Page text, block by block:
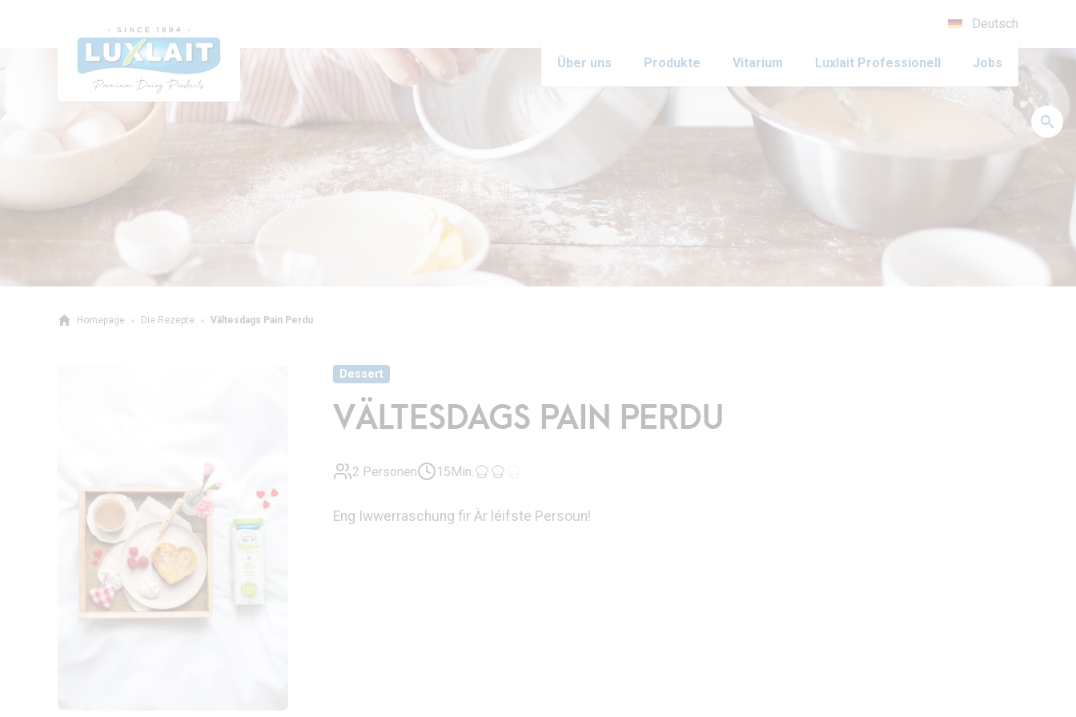
Deutsch
Über uns Produkte Vitarium Luxlait Pro­fes­si­o­nell Jobs
Homepage Die Rezepte Vältesdags Pain Perdu
Dessert
VÄLTESDAGS PAIN PERDU
2 Personen 15Min.
Eng Iwwerraschung fir Är léifste Persoun!